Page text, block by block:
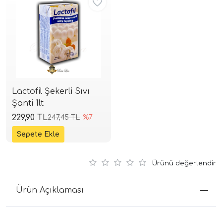
Lactofil Şekerli Sıvı
Şanti 1lt
247,45 TL %7
229,90 TL
Ürünü değerlendir
Ürün Açıklaması